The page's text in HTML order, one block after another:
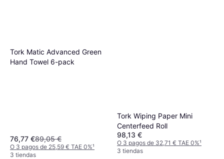
Tork Matic Advanced Green
Hand Towel 6-pack
76,77 €89,05 €
O 3 pagos de 25,59 € TAE 0%¹
3 tiendas
Tork Wiping Paper Mini
Centerfeed Roll
98,13 €
O 3 pagos de 32,71 € TAE 0%¹
3 tiendas